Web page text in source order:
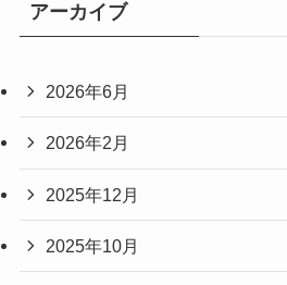
アーカイブ
2026年6月
2026年2月
2025年12月
2025年10月